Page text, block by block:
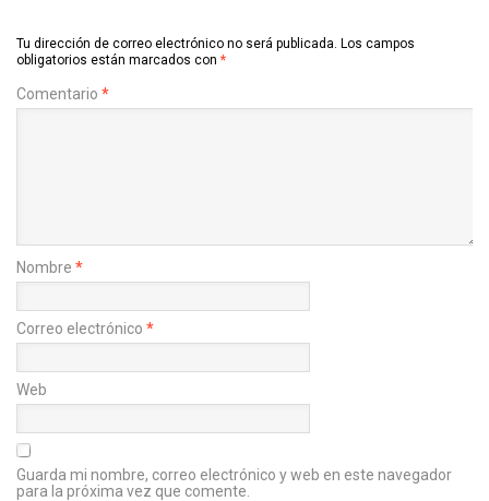
Tu dirección de correo electrónico no será publicada. Los campos
obligatorios están marcados con *
Comentario *
Nombre *
Correo electrónico *
Web
Guarda mi nombre, correo electrónico y web en este navegador
para la próxima vez que comente.